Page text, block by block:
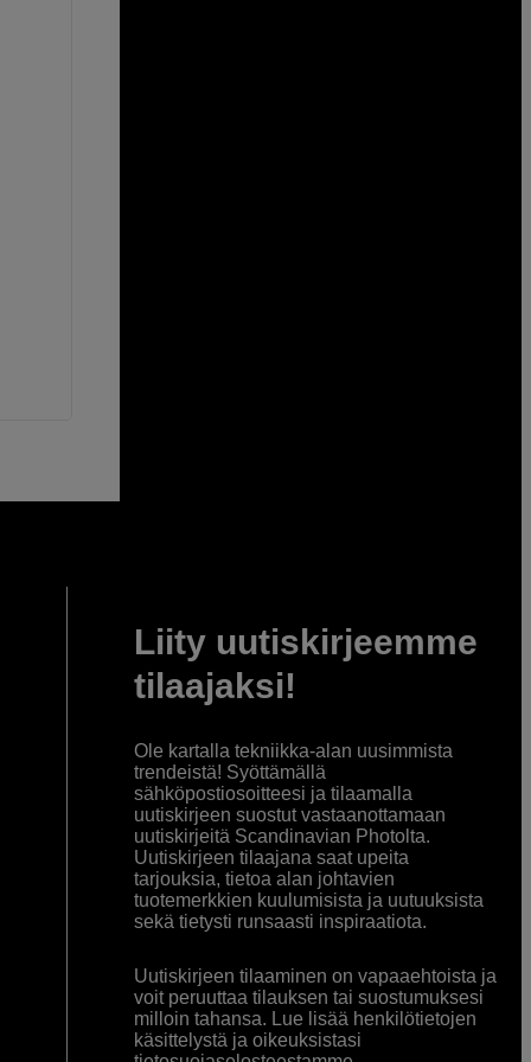
Liity uutiskirjeemme
tilaajaksi!
Ole kartalla tekniikka-alan uusimmista
trendeistä! Syöttämällä
sähköpostiosoitteesi ja tilaamalla
uutiskirjeen suostut vastaanottamaan
uutiskirjeitä Scandinavian Photolta.
Uutiskirjeen tilaajana saat upeita
tarjouksia, tietoa alan johtavien
tuotemerkkien kuulumisista ja uutuuksista
sekä tietysti runsaasti inspiraatiota.
Uutiskirjeen tilaaminen on vapaaehtoista ja
voit peruuttaa tilauksen tai suostumuksesi
milloin tahansa. Lue lisää henkilötietojen
käsittelystä ja oikeuksistasi